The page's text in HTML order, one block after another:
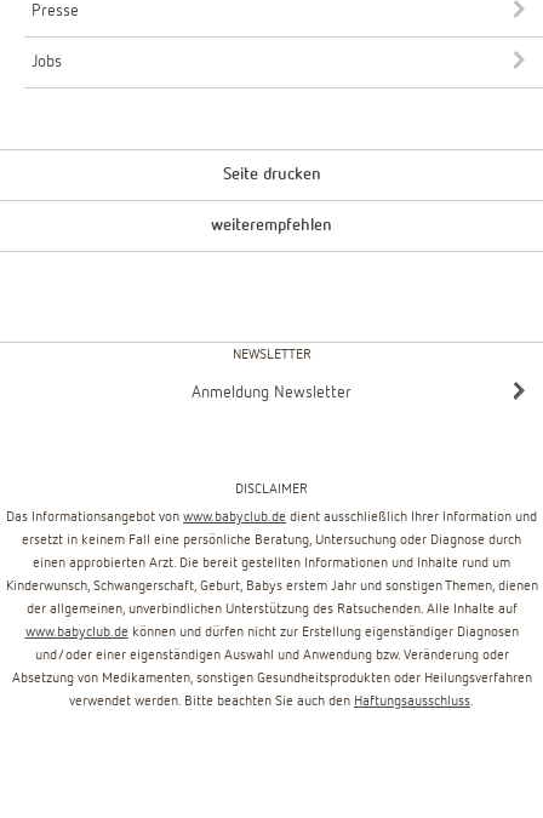
Presse
Jobs
Seite drucken
weiterempfehlen
NEWSLETTER
Anmeldung Newsletter
DISCLAIMER
Das Informationsangebot von www.babyclub.de dient ausschließlich Ihrer Information und
ersetzt in keinem Fall eine persönliche Beratung, Untersuchung oder Diagnose durch
einen approbierten Arzt. Die bereit gestellten Informationen und Inhalte rund um
Kinderwunsch, Schwangerschaft, Geburt, Babys erstem Jahr und sonstigen Themen, dienen
der allgemeinen, unverbindlichen Unterstützung des Ratsuchenden. Alle Inhalte auf
www.babyclub.de können und dürfen nicht zur Erstellung eigenständiger Diagnosen
und/oder einer eigenständigen Auswahl und Anwendung bzw. Veränderung oder
Absetzung von Medikamenten, sonstigen Gesundheitsprodukten oder Heilungsverfahren
verwendet werden. Bitte beachten Sie auch den Haftungsausschluss.